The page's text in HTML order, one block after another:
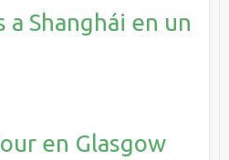
Shanghái en un
en Glasgow